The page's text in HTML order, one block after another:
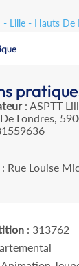
- Lille - Hauts De
: ASPTT
Londres,
: Rue Louise
: 313762